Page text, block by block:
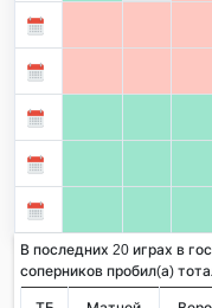
В последних 20 играх в
соперников пробил(а)